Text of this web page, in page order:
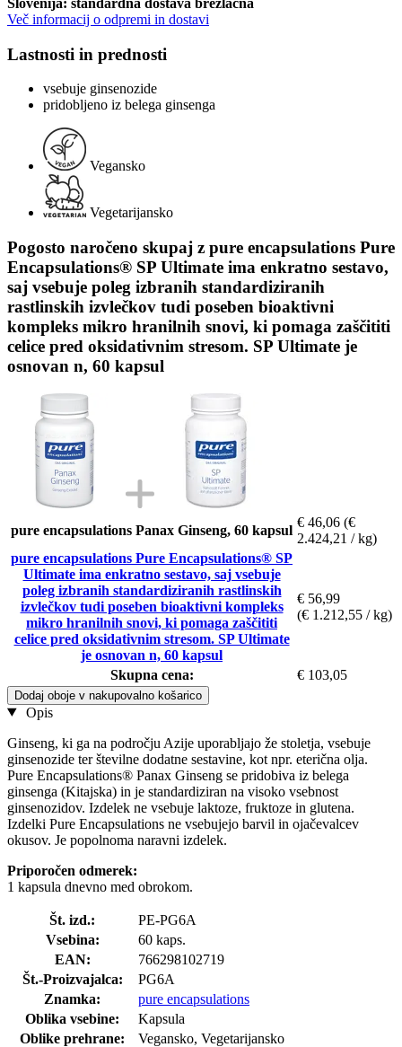
Več informacij o odpremi in dostavi
Lastnosti in prednosti
vsebuje ginsenozide
pridobljeno iz belega ginsenga
Vegansko
Vegetarijansko
Pogosto naročeno skupaj z pure encapsulations Pure
Encapsulations® SP Ultimate ima enkratno sestavo,
saj vsebuje poleg izbranih standardiziranih
rastlinskih izvlečkov tudi poseben bioaktivni
kompleks mikro hranilnih snovi, ki pomaga zaščititi
celice pred oksidativnim stresom. SP Ultimate je
osnovan n, 60 kapsul
pure encapsulations Panax Ginseng, 60 kapsul
€ 46,06 (€
2.424,21 / kg)
pure encapsulations Pure Encapsulations® SP
Ultimate ima enkratno sestavo, saj vsebuje
poleg izbranih standardiziranih rastlinskih
izvlečkov tudi poseben bioaktivni kompleks
mikro hranilnih snovi, ki pomaga zaščititi
celice pred oksidativnim stresom. SP Ultimate
je osnovan n, 60 kapsul
€ 56,99
(€ 1.212,55 / kg)
Skupna cena: € 103,05
Dodaj oboje v nakupovalno košarico
Opis
Ginseng, ki ga na področju Azije uporabljajo že stoletja, vsebuje
ginsenozide ter številne dodatne sestavine, kot npr. eterična olja.
Pure Encapsulations® Panax Ginseng se pridobiva iz belega
ginsenga (Kitajska) in je standardiziran na visoko vsebnost
ginsenozidov. Izdelek ne vsebuje laktoze, fruktoze in glutena.
Izdelki Pure Encapsulations ne vsebujejo barvil in ojačevalcev
okusov. Je popolnoma naravni izdelek.
Priporočen odmerek:
1 kapsula dnevno med obrokom.
Št. izd.:
PE-PG6A
Vsebina:
60 kaps.
EAN:
766298102719
Št.-Proizvajalca:
PG6A
Znamka:
pure encapsulations
Oblika vsebine:
Kapsula
Oblike prehrane:
Vegansko, Vegetarijansko